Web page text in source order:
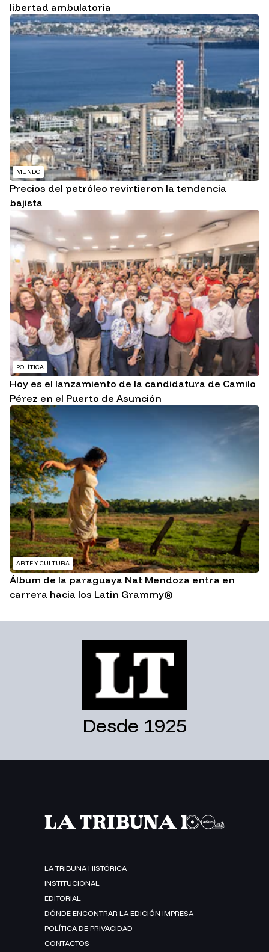
libertad ambulatoria
MUNDO
Precios del petróleo revirtieron la tendencia
bajista
POLÍTICA
Hoy es el lanzamiento de la candidatura de Camilo
Pérez en el Puerto de Asunción
ARTE Y CULTURA
Álbum de la paraguaya Nat Mendoza entra en
carrera hacia los Latin Grammy®
Desde 1925
LA TRIBUNA HISTÓRICA
INSTITUCIONAL
EDITORIAL
DÓNDE ENCONTRAR LA EDICIÓN IMPRESA
POLÍTICA DE PRIVACIDAD
CONTACTOS